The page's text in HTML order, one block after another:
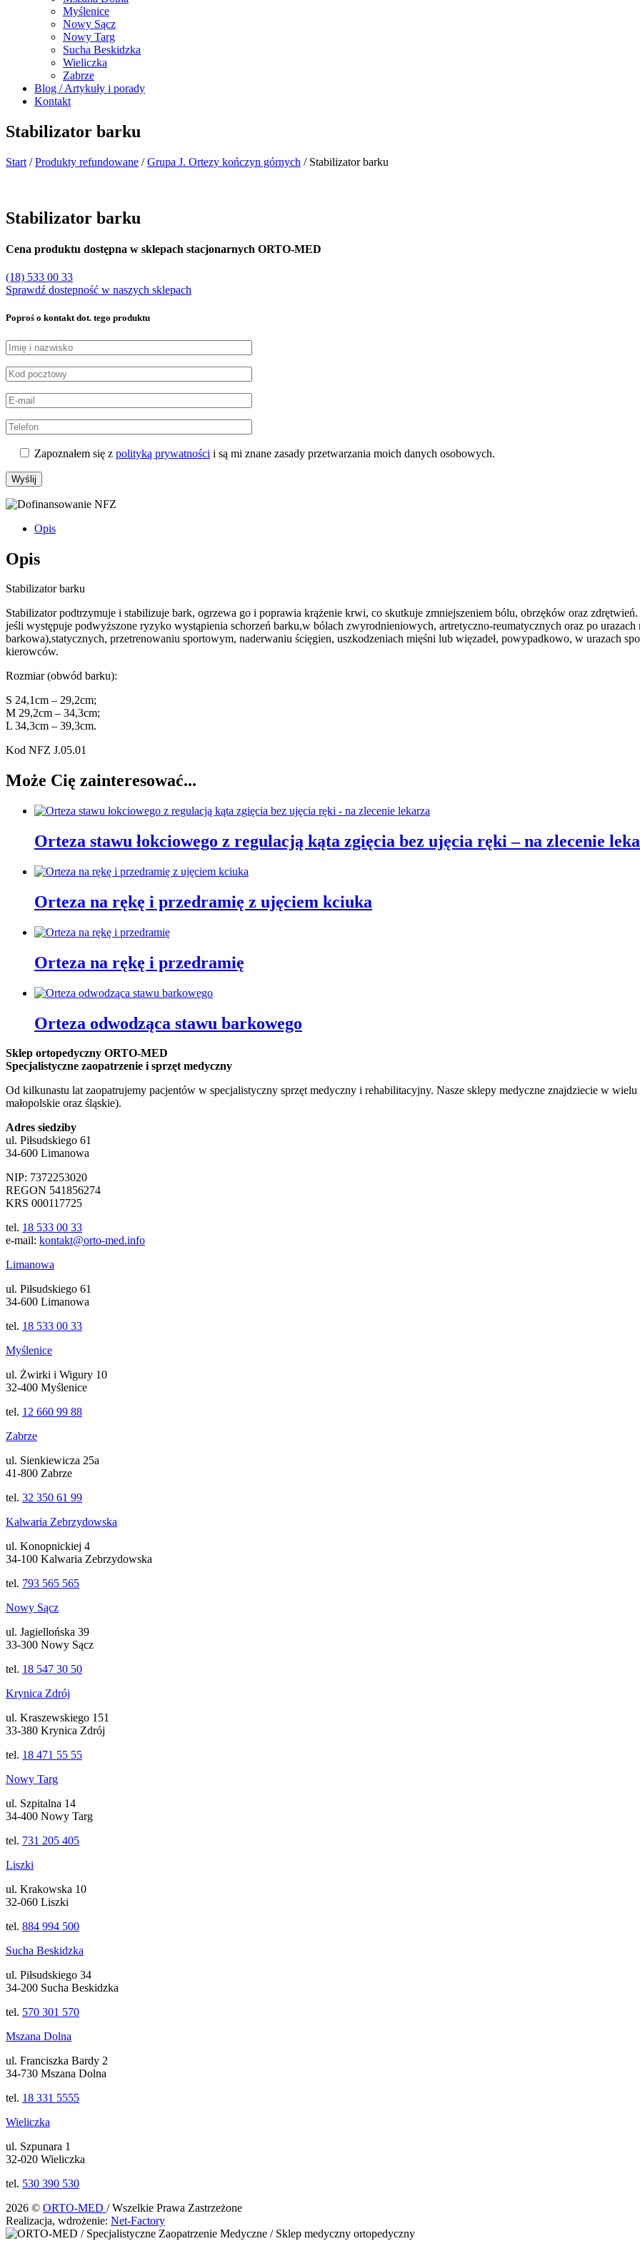
Myślenice
Nowy Sącz
Nowy Targ
Sucha Beskidzka
Wieliczka
Zabrze
Blog / Artykuły i porady
Kontakt
Stabilizator barku
Start /Produkty refundowane /Grupa J. Ortezy kończyn górnych / Stabilizator barku
Stabilizator barku
Cena produktu dostępna w sklepach stacjonarnych ORTO-MED
(18) 533 00 33
Sprawdź dostepność w naszych sklepach
Poproś o kontakt dot. tego produktu
Zapoznałem się z polityką prywatności i są mi znane zasady przetwarzania moich danych osobowych.
Opis
Opis
Stabilizator barku
Stabilizator podtrzymuje i stabilizuje bark, ogrzewa go i poprawia krążenie krwi, co skutkuje zmniejszeniem bólu, obrzęków oraz
jeśli występuje podwyższone ryzyko wystąpienia schorzeń barku,w bólach zwyrodnieniowych, artretyczno-reumatycznych oraz po
barkowa),statycznych, przetrenowaniu sportowym, naderwaniu ścięgien, uszkodzeniach mięśni lub więzadeł, powypadkowo, w urazach
kierowców.
Rozmiar (obwód barku):
S 24,1cm – 29,2cm;
M 29,2cm – 34,3cm;
L 34,3cm – 39,3cm.
Kod NFZ J.05.01
Może Cię zainteresować...
Orteza stawu łokciowego z regulacją kąta zgięcia bez ujęcia ręki – na zlecenie
Orteza na rękę i przedramię z ujęciem kciuka
Orteza na rękę i przedramię
Orteza odwodząca stawu barkowego
Sklep ortopedyczny ORTO-MED
Specjalistyczne zaopatrzenie i sprzęt medyczny
Od kilkunastu lat zaopatrujemy pacjentów w specjalistyczny sprzęt medyczny i rehabilitacyjny. Nasze sklepy medyczne znajdziecie w
małopolskie oraz śląskie).
Adres siedziby
ul. Piłsudskiego 61
34-600 Limanowa
NIP: 7372253020
REGON 541856274
KRS 000117725
tel. 18 533 00 33
e-mail: kontakt@orto-med.info
Limanowa
ul. Piłsudskiego 61
34-600 Limanowa
tel. 18 533 00 33
Myślenice
ul. Żwirki i Wigury 10
32-400 Myślenice
tel. 12 660 99 88
Zabrze
ul. Sienkiewicza 25a
41-800 Zabrze
tel. 32 350 61 99
Kalwaria Zebrzydowska
ul. Konopnickiej 4
34-100 Kalwaria Zebrzydowska
tel. 793 565 565
Nowy Sącz
ul. Jagiellońska 39
33-300 Nowy Sącz
tel. 18 547 30 50
Krynica Zdrój
ul. Kraszewskiego 151
33-380 Krynica Zdrój
tel. 18 471 55 55
Nowy Targ
ul. Szpitalna 14
34-400 Nowy Targ
tel. 731 205 405
Liszki
ul. Krakowska 10
32-060 Liszki
tel. 884 994 500
Sucha Beskidzka
ul. Piłsudskiego 34
34-200 Sucha Beskidzka
tel. 570 301 570
Mszana Dolna
ul. Franciszka Bardy 2
34-730 Mszana Dolna
tel. 18 331 5555
Wieliczka
ul. Szpunara 1
32-020 Wieliczka
tel. 530 390 530
2026 © ORTO-MED / Wszelkie Prawa Zastrzeżone
Realizacja, wdrożenie: Net-Factory